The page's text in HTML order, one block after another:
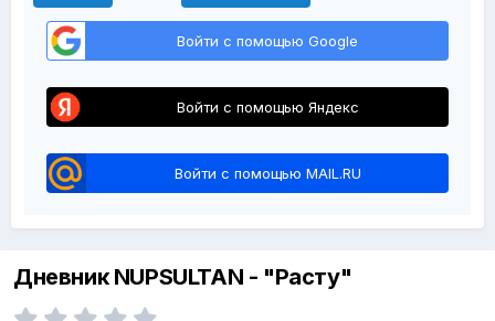
Войти с помощью Google
Войти с помощью Яндекс
Войти с помощью MAIL.RU
Дневник NUPSULTAN - "Расту"